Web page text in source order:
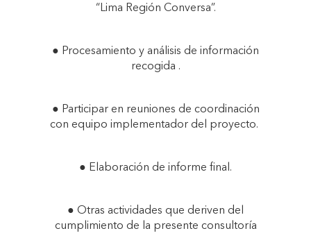
“Lima Región Conversa”.
● Procesamiento y análisis de información
recogida .
● Participar en reuniones de coordinación
con equipo implementador del proyecto.
● Elaboración de informe final.
● Otras actividades que deriven del
cumplimiento de la presente consultoría